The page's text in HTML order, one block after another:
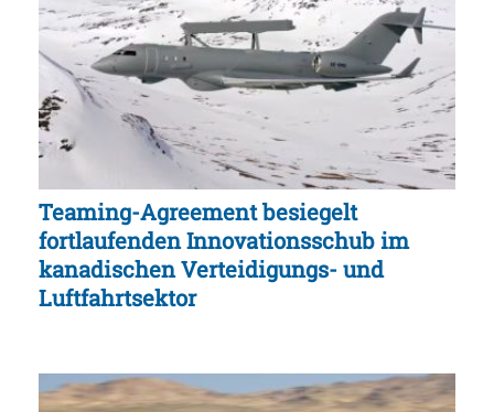
Teaming-Agreement besiegelt
fortlaufenden Innovationsschub im
kanadischen Verteidigungs- und
Luftfahrtsektor